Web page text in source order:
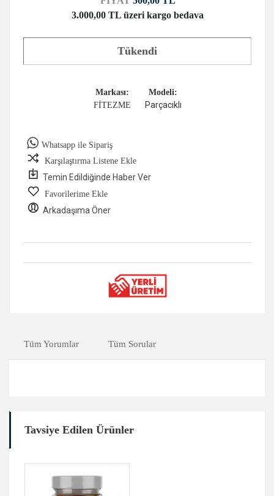
3.000,00 TL üzeri kargo bedava
Tükendi
Markası:
FİTEZME
Modeli:
Parçacıklı
Whatsapp ile Sipariş
Karşılaştırma Listene Ekle
Temin Edildiğinde Haber Ver
Favorilerime Ekle
Arkadaşıma Öner
Tüm Yorumlar Tüm Sorular
Tavsiye Edilen Ürünler